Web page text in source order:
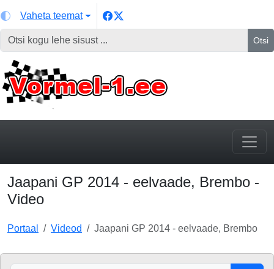
Vaheta teemat
Otsi
Jaapani GP 2014 - eelvaade, Brembo -
Video
Portaal Videod Jaapani GP 2014 - eelvaade, Brembo